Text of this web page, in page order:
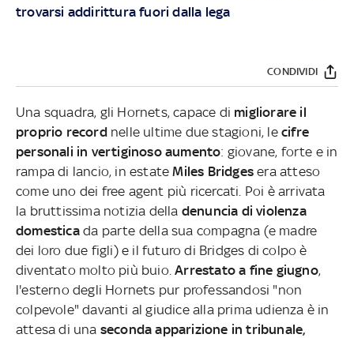
trovarsi addirittura fuori dalla lega
CONDIVIDI
Una squadra, gli Hornets, capace di migliorare il
proprio record nelle ultime due stagioni, le cifre
personali in vertiginoso aumento: giovane, forte e in
rampa di lancio, in estateMiles Bridges era atteso
come uno dei free agent più ricercati. Poi è arrivata
la bruttissima notizia della denuncia di violenza
domesticada parte della sua compagna (e madre
dei loro due figli) e il futuro di Bridges di colpo è
diventato molto più buio.Arrestato a fine giugno,
l'esterno degli Hornets pur professandosi "non
colpevole" davanti al giudice alla prima udienza è in
attesa di una seconda apparizione in tribunale,